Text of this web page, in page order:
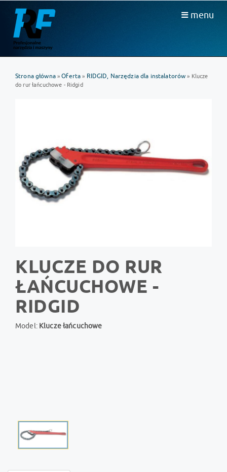
menu
Strona główna»Oferta » RIDGID, Narzędzia dla instalatorów » Klucze
do rur łańcuchowe - Ridgid
KLUCZE DO RUR
ŁAŃCUCHOWE -
RIDGID
Model: Klucze łańcuchowe